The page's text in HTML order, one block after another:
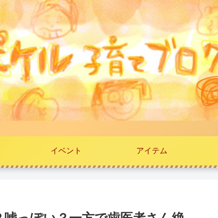
イベント アイテム